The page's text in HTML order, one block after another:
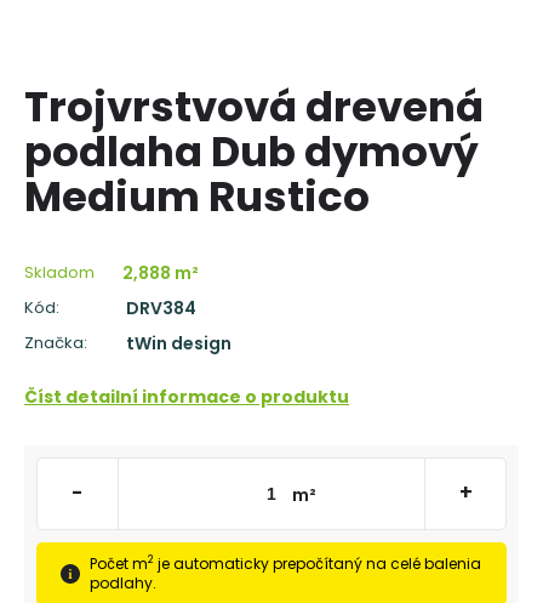
Trojvrstvová drevená
podlaha Dub dymový
Medium Rustico
Skladom 2,888 m²
Kód: DRV384
Značka: tWin design
Číst detailní informace o produktu
- m² +
Počet m2 je automaticky prepočítaný na celé balenia
podlahy.
s
ť
?
O
d
č